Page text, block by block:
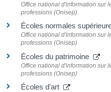
Office national d'information sur
professions (Onisep)
Écoles normales
Office national d'information sur
professions (Onisep)
Écoles du patrimoine
Office national d'information sur
professions (Onisep)
Écoles d'art